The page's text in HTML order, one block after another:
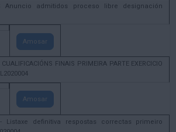
Anuncio admitidos proceso libre designación
Amosar
FINAIS PRIMEIRA PARTE EXERCICIO
Amosar
Listaxe definitiva respostas correctas primeiro